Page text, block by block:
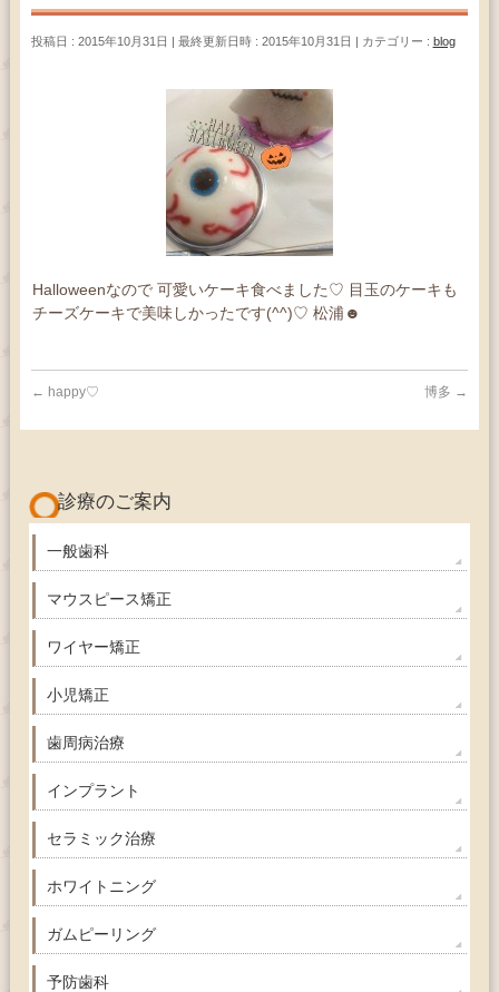
投稿日 : 2015年10月31日 最終更新日時 : 2015年10月31日 カテゴリー : blog
Halloweenなので 可愛いケーキ食べました♡ 目玉のケーキも
チーズケーキで美味しかったです(^^)♡ 松浦☻
← happy♡ 博多 →
診療のご案内
一般歯科
マウスピース矯正
ワイヤー矯正
小児矯正
歯周病治療
インプラント
セラミック治療
ホワイトニング
ガムピーリング
予防歯科